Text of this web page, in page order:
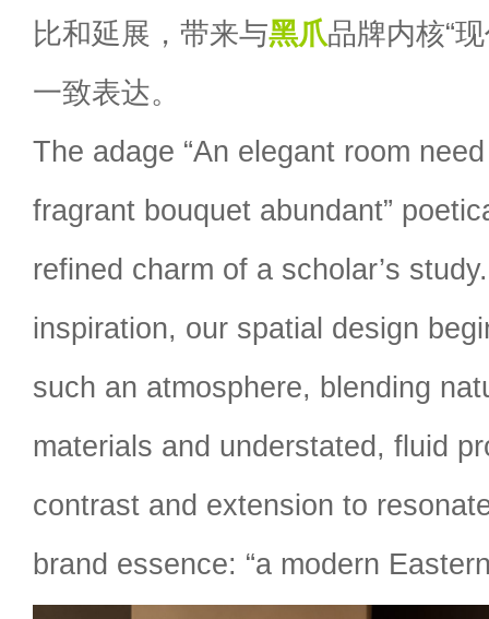
比和延展，带来与黑爪品牌内核“
一致表达。
The adage “An elegant room
fragrant bouquet abundant”
refined charm of a scholar’s
inspiration, our spatial design
such an atmosphere, blending
materials and understated, fluid
contrast and extension to
brand essence: “a modern